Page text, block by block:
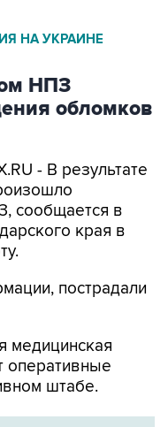
НА УКРАИНЕ
НПЗ
обломков
- В результате
сообщается в
края в
пострадали
медицинская
оперативные
штабе.